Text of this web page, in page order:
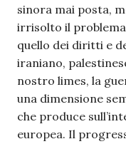
sinora mai posta,
irrisolto il
quello dei diritti e
iraniano,
nostro limes, la
una dimensione
che produce
europea. Il